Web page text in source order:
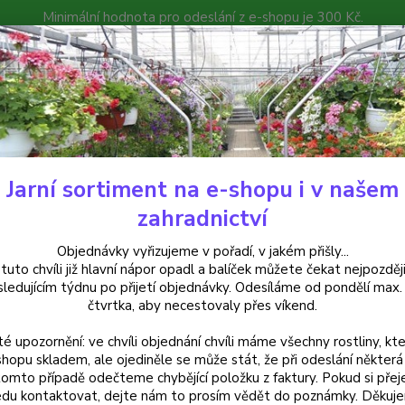
Minimální hodnota pro odeslání z e-shopu je 300 Kč.
můžete čekat nejpozději v následujícím týdnu po přijetí
Poradna Kontakty
Hledat
Okrasné keře Cotoneaster Dammeri Major (skalník) - 1025
Dammeri Major
velmi
Jarní sortiment na e-shopu i v našem
zahradnictví
Objednávky vyřizujeme v pořadí, v jakém přišly...
chvíli již hlavní nápor opadl a balíček můžete čekat
týdnu po přijetí objednávky. Odesíláme od pondělí
čtvrtka, aby necestovaly přes víkend.
upozornění: ve chvíli objednání chvíli máme všechny rostliny,
skladem, ale ojediněle se může stát, že při odeslání některá
případě odečteme chybějící položku z faktury. Pokud si
kontaktovat, dejte nám to prosím vědět do poznámky.